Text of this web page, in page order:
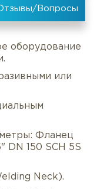
оборудование
или
Фланец
150 SCH 5S
Neck).